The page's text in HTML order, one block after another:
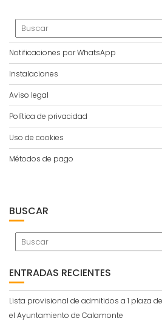
Notificaciones por WhatsApp
Instalaciones
Aviso legal
Política de privacidad
Uso de cookies
Métodos de pago
BUSCAR
ENTRADAS RECIENTES
Lista provisional de admitidos a 1 plaza
el Ayuntamiento de Calamonte